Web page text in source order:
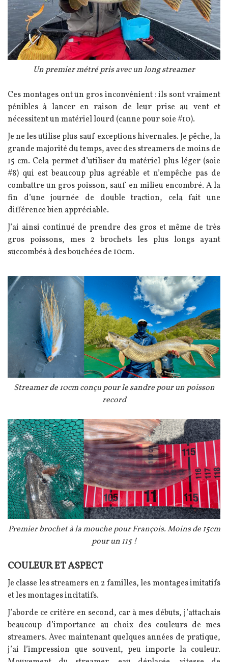
LégendeUn premier métré pris avec un long streamer
Texte
Ces montages ont un gros inconvénient : ils sont vraiment
pénibles à lancer en raison de leur prise au vent et
nécessitent un matériel lourd (canne pour soie #10).
Je ne les utilise plus sauf exceptions hivernales. Je pêche, la
grande majorité du temps, avec des streamers de moins de
15 cm. Cela permet d’utiliser du matériel plus léger (soie
#8) qui est beaucoup plus agréable et n’empêche pas de
combattre un gros poisson, sauf en milieu encombré. A la
fin d’une journée de double traction, cela fait une
différence bien appréciable.
J’ai ainsi continué de prendre des gros et même de très
gros poissons, mes 2 brochets les plus longs ayant
succombés à des bouchées de 10cm.
Image
Légende
Streamer de 10cm conçu pour le sandre pour un poisson
record
Image
Légende
Premier brochet à la mouche pour François. Moins de 15cm
pour un 115 !
Texte
COULEUR ET ASPECT
Je classe les streamers en 2 familles, les montages imitatifs
et les montages incitatifs.
J’aborde ce critère en second, car à mes débuts, j’attachais
beaucoup d’importance au choix des couleurs de mes
streamers. Avec maintenant quelques années de pratique,
j’ai l’impression que souvent, peu importe la couleur.